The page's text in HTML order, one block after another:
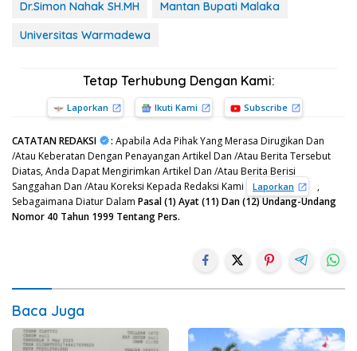
Dr.Simon Nahak SH.MH
Mantan Bupati Malaka
Universitas Warmadewa
Tetap Terhubung Dengan Kami:
Laporkan Ikuti Kami Subscribe
CATATAN REDAKSI : Apabila Ada Pihak Yang Merasa Dirugikan Dan
/Atau Keberatan Dengan Penayangan Artikel Dan /Atau Berita Tersebut
Diatas, Anda Dapat Mengirimkan Artikel Dan /Atau Berita Berisi
Sanggahan Dan /Atau Koreksi Kepada Redaksi Kami
Laporkan
,
Sebagaimana Diatur Dalam Pasal (1) Ayat (11) Dan (12) Undang-Undang
Nomor 40 Tahun 1999 Tentang Pers.
Baca Juga